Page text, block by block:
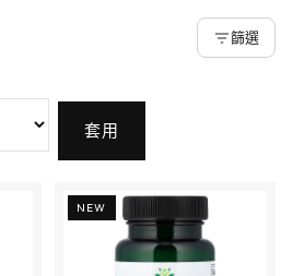
篩選
套用
NEW